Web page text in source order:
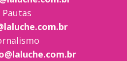
Pautas